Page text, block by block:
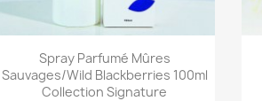
Aperçu rapide
Spray Parfumé Mûres
Sauvages/Wild Blackberries 100ml
Collection Signature